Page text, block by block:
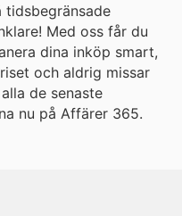
Med oss får du
dina inköp smart,
och aldrig missar
de senaste
nu på Affärer 365.